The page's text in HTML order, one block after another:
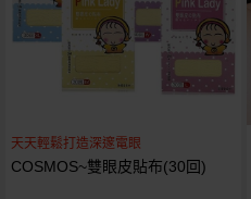
天天輕鬆打造深邃電眼
COSMOS~雙眼皮貼布(30回)